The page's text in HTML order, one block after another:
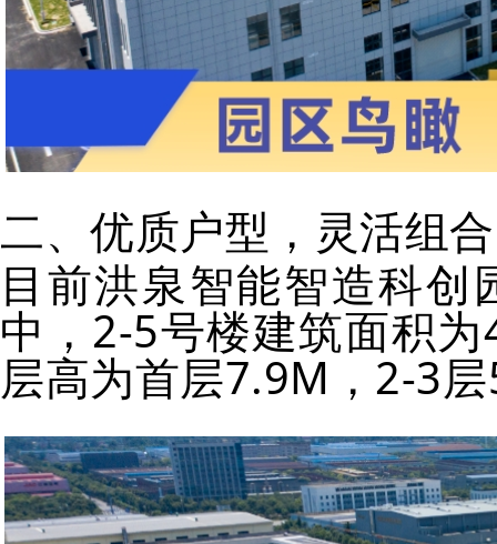
二、优质户型，灵活组合
目前洪泉智能智造科
中，2-5号楼建筑面积
层高为首层7.9M，2-3